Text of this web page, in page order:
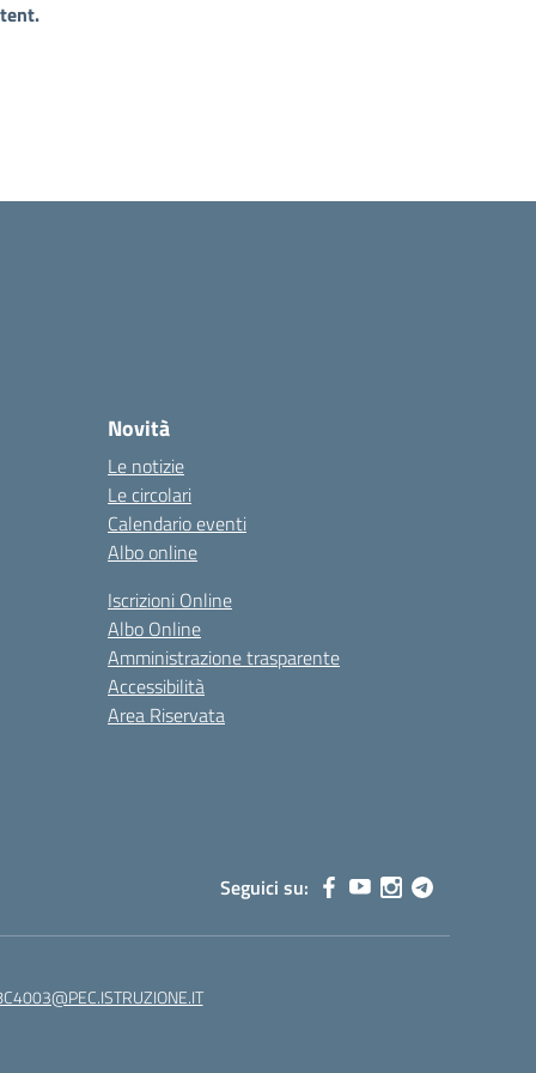
Novità
Le notizie
Le circolari
Calendario eventi
Albo online
Iscrizioni Online
Albo Online
Amministrazione trasparente
Accessibilità
Area Riservata
Seguici su: